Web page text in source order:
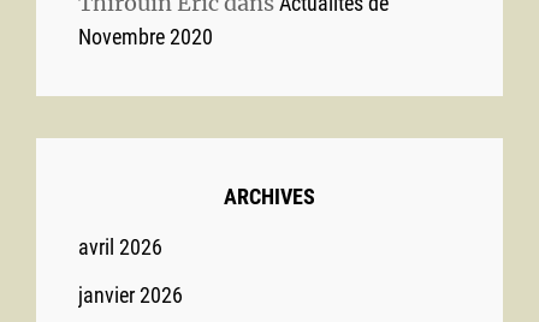
Novembre 2020
ARCHIVES
avril 2026
janvier 2026